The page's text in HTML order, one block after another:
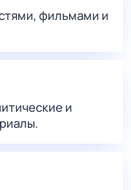
фильмами и
и